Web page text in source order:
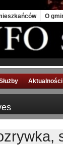
O
Aktualności